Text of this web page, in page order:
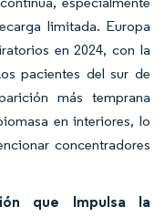
limitada. Europa
en 2024, con la
pacientes del sur de
más temprana
en interiores, lo
concentradores
que Impulsa la